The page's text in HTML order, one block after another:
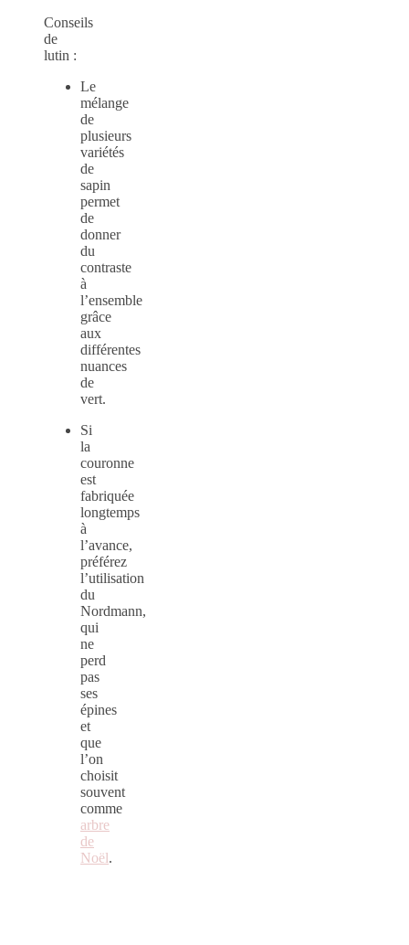
Conseils
de
lutin :
Le
mélange
de
plusieurs
variétés
de
sapin
permet
de
donner
du
contraste
à
l’ensemble
grâce
aux
différentes
nuances
de
vert.
Si
la
couronne
est
fabriquée
longtemps
à
l’avance,
préférez
l’utilisation
du
Nordmann,
qui
ne
perd
pas
ses
épines
et
que
l’on
choisit
souvent
comme
arbre
de
Noël.